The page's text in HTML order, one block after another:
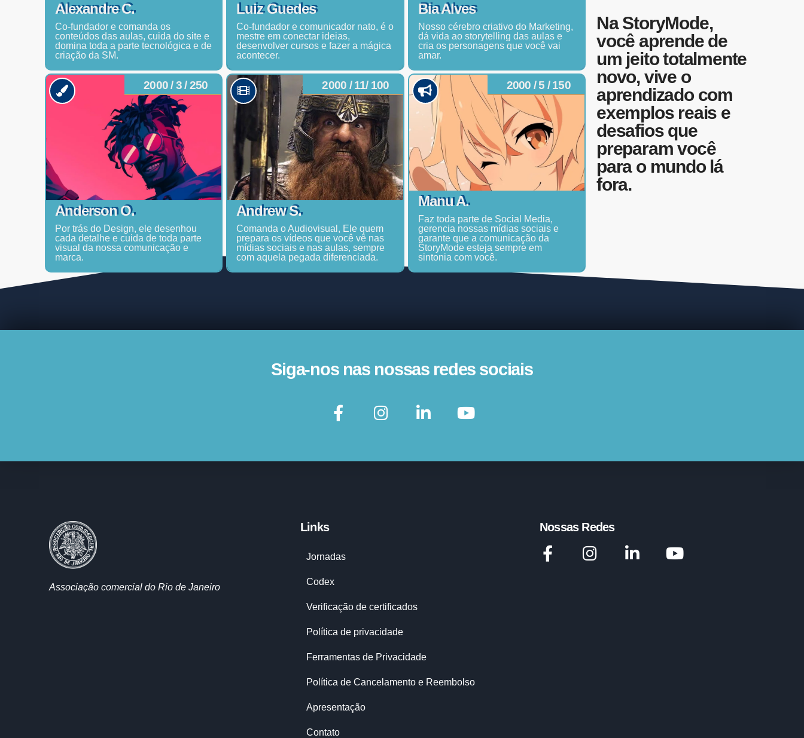
Alexandre C.
Co-fundador e comanda os
conteúdos das aulas, cuida do site e
domina toda a parte tecnológica e de
criação da SM.
Luiz Guedes
Co-fundador e comunicador nato, é o
mestre em conectar ideias,
desenvolver cursos e fazer a mágica
acontecer.
Bia Alves
Nosso cérebro criativo do Marketing,
dá vida ao storytelling das aulas e
cria os personagens que você vai
amar.
2000 / 3 / 250
Anderson O.
Por trás do Design, ele desenhou
cada detalhe e cuida de toda parte
visual da nossa comunicação e
marca.
2000 / 11/ 100
Andrew S.
Comanda o Audiovisual, Ele quem
prepara os vídeos que você vê nas
mídias sociais e nas aulas, sempre
com aquela pegada diferenciada.
2000 / 5 / 150
Manu A.
Faz toda parte de Social Media,
gerencia nossas mídias sociais e
garante que a comunicação da
StoryMode esteja sempre em
sintonia com você.
Na StoryMode,
você aprende de
um jeito totalmente
novo, vive o
aprendizado com
exemplos reais e
desafios que
preparam você
para o mundo lá
fora.
Siga-nos nas nossas redes sociais
Associação comercial do Rio de Janeiro
Links
Jornadas
Codex
Verificação de certificados
Política de privacidade
Ferramentas de Privacidade
Política de Cancelamento e Reembolso
Apresentação
Contato
Nossas Redes